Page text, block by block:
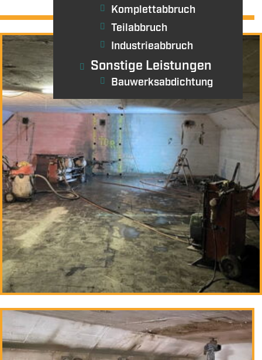
Komplettabbruch
Teilabbruch
Industrieabbruch
Sonstige Leistungen
Bauwerksabdichtung